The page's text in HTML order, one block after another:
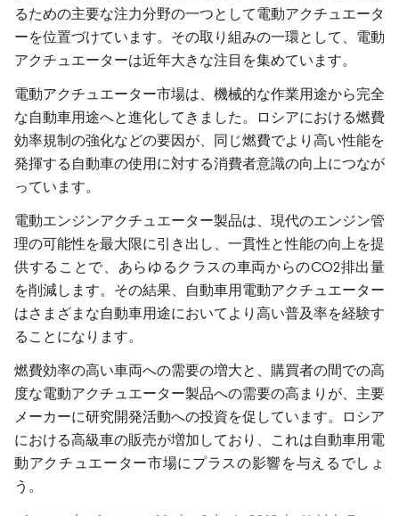
るための主要な注力分野の一つとして電動アクチュエータ
ーを位置づけています。その取り組みの一環として、電動
アクチュエーターは近年大きな注目を集めています。
電動アクチュエーター市場は、機械的な作業用途から完全
な自動車用途へと進化してきました。ロシアにおける燃費
効率規制の強化などの要因が、同じ燃費でより高い性能を
発揮する自動車の使用に対する消費者意識の向上につなが
っています。
電動エンジンアクチュエーター製品は、現代のエンジン管
理の可能性を最大限に引き出し、一貫性と性能の向上を提
供することで、あらゆるクラスの車両からのCO2排出量
を削減します。その結果、自動車用電動アクチュエーター
はさまざまな自動車用途においてより高い普及率を経験す
ることになります。
燃費効率の高い車両への需要の増大と、購買者の間での高
度な電動アクチュエーター製品への需要の高まりが、主要
メーカーに研究開発活動への投資を促しています。ロシア
における高級車の販売が増加しており、これは自動車用電
動アクチュエーター市場にプラスの影響を与えるでしょ
う。